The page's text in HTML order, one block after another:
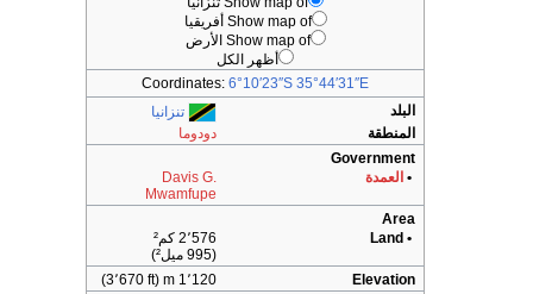
Show map of أفريقيا
Show map of الأرض
أظهر الكل
Coordinates: 6°10′23″S 35°44′31″E
البلد
تنزانيا
المنطقة
دودوما
Government
• العمدة
Davis G.
Mwamfupe
Area
• Land
2٬576 كم²
(995 ميل²)
Elevation
1٬120 m (3٬670 ft)